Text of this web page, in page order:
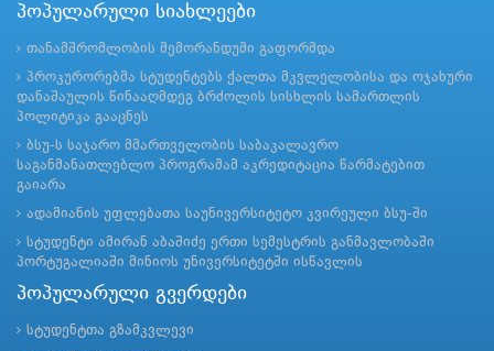
პოპულარული სიახლეები
თანამშრომლობის მემორანდუმი გაფორმდა
პროკურორებმა სტუდენტებს ქალთა მკვლელობისა და ოჯახური
დანაშაულის წინააღმდეგ ბრძოლის სისხლის სამართლის
პოლიტიკა გააცნეს
ბსუ-ს საჯარო მმართველობის საბაკალავრო
საგანმანათლებლო პროგრამამ აკრედიტაცია წარმატებით
გაიარა
ადამიანის უფლებათა საუნივერსიტეტო კვირეული ბსუ-ში
სტუდენტი ამირან აბაშიძე ერთი სემესტრის განმავლობაში
პორტუგალიაში მინიოს უნივერსიტეტში ისწავლის
პოპულარული გვერდები
სტუდენტთა გზამკვლევი